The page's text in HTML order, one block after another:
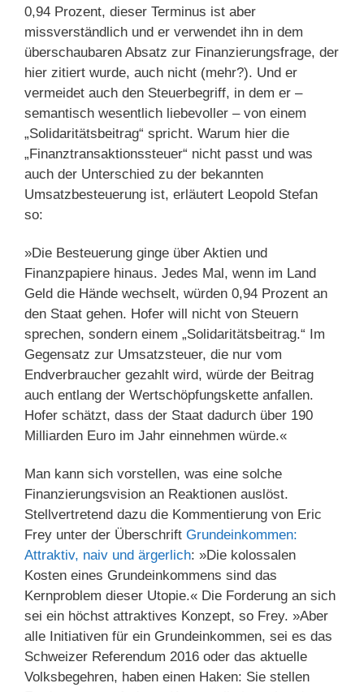
0,94 Prozent, dieser Terminus ist aber
missverständlich und er verwendet ihn in dem
überschaubaren Absatz zur Finanzierungsfrage, der
hier zitiert wurde, auch nicht (mehr?). Und er
vermeidet auch den Steuerbegriff, in dem er –
semantisch wesentlich liebevoller – von einem
„Solidaritätsbeitrag“ spricht. Warum hier die
„Finanztransaktionssteuer“ nicht passt und was
auch der Unterschied zu der bekannten
Umsatzbesteuerung ist, erläutert Leopold Stefan
so:
»Die Besteuerung ginge über Aktien und
Finanzpapiere hinaus. Jedes Mal, wenn im Land
Geld die Hände wechselt, würden 0,94 Prozent an
den Staat gehen. Hofer will nicht von Steuern
sprechen, sondern einem „Solidaritätsbeitrag.“ Im
Gegensatz zur Umsatzsteuer, die nur vom
Endverbraucher gezahlt wird, würde der Beitrag
auch entlang der Wertschöpfungskette anfallen.
Hofer schätzt, dass der Staat dadurch über 190
Milliarden Euro im Jahr einnehmen würde.«
Man kann sich vorstellen, was eine solche
Finanzierungsvision an Reaktionen auslöst.
Stellvertretend dazu die Kommentierung von Eric
Frey unter der Überschrift Grundeinkommen:
Attraktiv, naiv und ärgerlich: »Die kolossalen
Kosten eines Grundeinkommens sind das
Kernproblem dieser Utopie.« Die Forderung an sich
sei ein höchst attraktives Konzept, so Frey. »Aber
alle Initiativen für ein Grundeinkommen, sei es das
Schweizer Referendum 2016 oder das aktuelle
Volksbegehren, haben einen Haken: Sie stellen